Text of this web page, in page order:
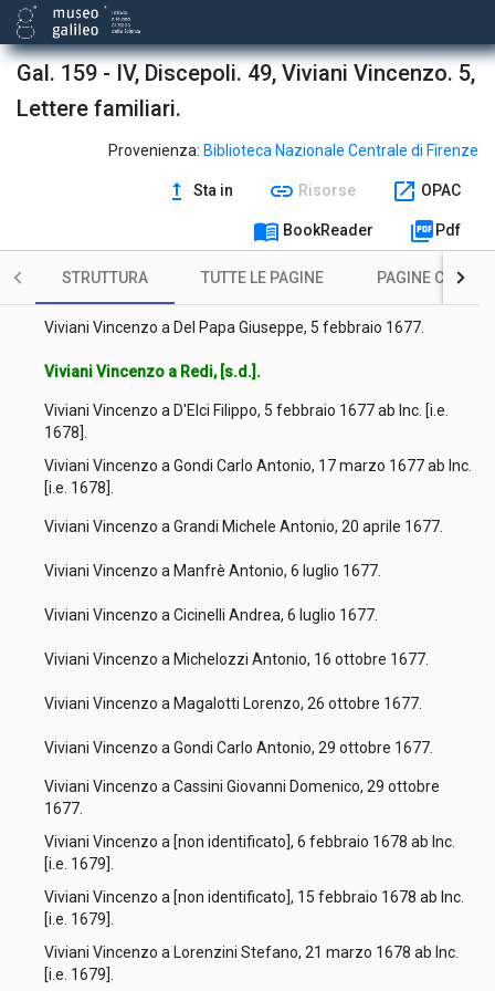
Gal. 159 - IV, Discepoli. 49, Viviani Vincenzo. 5,
Lettere familiari.
Provenienza: Biblioteca Nazionale Centrale di Firenze
upgrade Sta in link Risorse open_in_new OPAC
menu_book BookReader picture_as_pdf Pdf
STRUTTURA TUTTE LE PAGINE PAGINE CON
1676.
Viviani Vincenzo a Gondi Carlo Antonio, 15 gennaio 1677 ab
Inc. [i.e. 1678].
Viviani Vincenzo a Cerchi Alessandro, 15 gennaio 1677 ab Inc.
Viviani Vincenzo a Cerchi Alessandro, 20 gennaio 1677 ab Inc.
Viviani Vincenzo a Redi, 26 gennaio 1677 ab Inc. [i.e. 1678].
Viviani Vincenzo a Del Papa Giuseppe, 5 febbraio 1677.
Viviani Vincenzo a Redi, [s.d.].
Viviani Vincenzo a D'Elci Filippo, 5 febbraio 1677 ab Inc. [i.e.
1678].
Viviani Vincenzo a Gondi Carlo Antonio, 17 marzo 1677 ab Inc.
[i.e. 1678].
Viviani Vincenzo a Grandi Michele Antonio, 20 aprile 1677.
Viviani Vincenzo a Manfrè Antonio, 6 luglio 1677.
Viviani Vincenzo a Cicinelli Andrea, 6 luglio 1677.
Viviani Vincenzo a Michelozzi Antonio, 16 ottobre 1677.
Viviani Vincenzo a Magalotti Lorenzo, 26 ottobre 1677.
Viviani Vincenzo a Gondi Carlo Antonio, 29 ottobre 1677.
Viviani Vincenzo a Cassini Giovanni Domenico, 29 ottobre
1677.
Viviani Vincenzo a [non identificato], 6 febbraio 1678 ab Inc.
[i.e. 1679].
Viviani Vincenzo a [non identificato], 15 febbraio 1678 ab Inc.
[i.e. 1679].
Viviani Vincenzo a Lorenzini Stefano, 21 marzo 1678 ab Inc.
[i.e. 1679].